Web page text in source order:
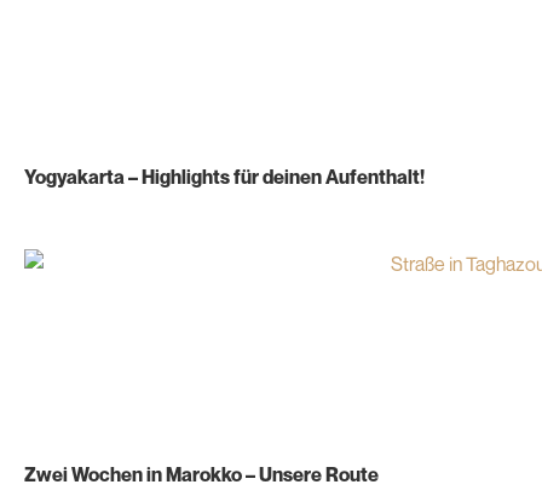
Yogyakarta – Highlights für deinen Aufenthalt!
Zwei Wochen in Marokko – Unsere Route